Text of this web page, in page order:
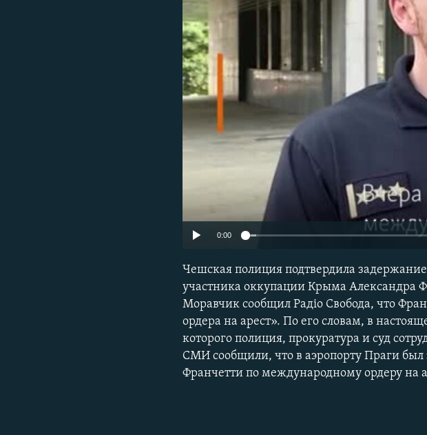
0:00
Чешская полиция подтвердила
участника оккупации Крыма Александра
Моравчик сообщил Радіо Свобода, что
ордера на арест». По его словам, в
которого полиция, прокуратура и суд
СМИ сообщили, что в аэропорту Праги
Франчетти по международному ордеру на